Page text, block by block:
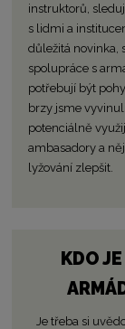
instruktorů,
s lidmi a
důležitá novinka,
spolupráce s
potřebují být
brzy jsme
potenciálně
ambasadory a
lyžování zlepšit.
KDO
Je třeba si